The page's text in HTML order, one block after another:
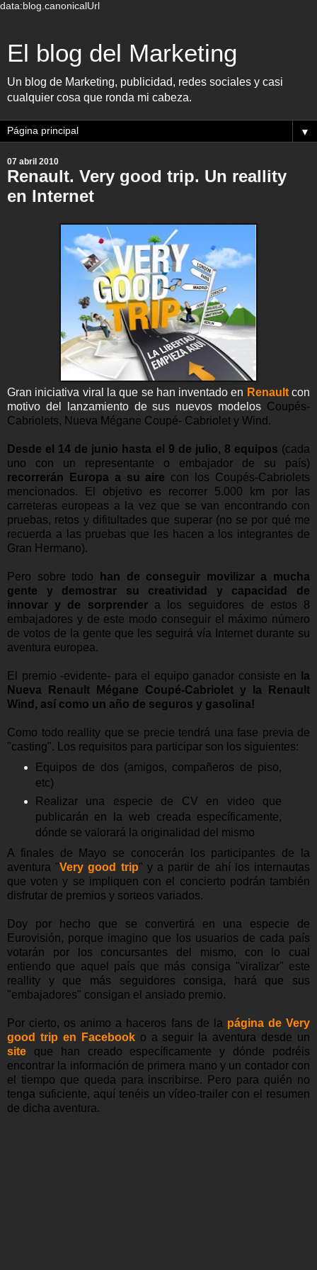
data:blog.canonicalUrl
El blog del Marketing
Un blog de Marketing, publicidad, redes sociales y casi
cualquier cosa que ronda mi cabeza.
▼
07 abril 2010
Renault. Very good trip. Un reallity
en Internet
Gran iniciativa viral la que se han inventado en Renaultcon
motivo del lanzamiento de sus nuevos modelos Coupés-
Cabriolets, Nueva Mégane Coupé- Cabriolet y Wind.
Desde el 14 de junio hasta el 9 de julio, 8 equipos (cada
uno con un representante o embajador de su país)
recorrerán Europa a su aire con los Coupés-Cabriolets
mencionados. El objetivo es recorrer 5.000 km por las
carreteras europeas a la vez que se van encontrando con
pruebas, retos y difitultades que superar (no se por qué me
recuerda a las pruebas que les hacen a los integrantes de
Gran Hermano).
Pero sobre todo han de conseguir movilizar a mucha
gente y demostrar su creatividad y capacidad de
innovar y de sorprendera los seguidores de estos 8
embajadores y de este modo conseguir el máximo número
de votos de la gente que les seguirá vía Internet durante su
aventura europea.
El premio -evidente- para el equipo ganador consiste en
la
Nueva Renault Mégane Coupé-Cabriolet y la Renault
Wind, así como un año de seguros y gasolina!
Como todo reallity que se precie tendrá una fase previa de
"casting". Los requisitos para participar son los siguientes:
Equipos de dos (amigos, compañeros de piso,
etc)
Realizar una especie de CV en video que
publicarán en la web creada específicamente,
dónde se valorará la originalidad del mismo
A finales de Mayo se conocerán los participantes de la
aventura "Very good trip" y a partir de ahí los internautas
que voten y se impliquen con el concierto podrán también
disfrutar de premios y sorteos variados.
Doy por hecho que se convertirá en una especie de
Eurovisión, porque imagino que los usuarios de cada país
votarán por los concursantes del mismo, con lo cual
entiendo que aquel país que más consiga "viralizar" este
reallity y que más seguidores consiga, hará que sus
"embajadores" consigan el ansiado premio.
Por cierto, os animo a haceros fans de la página de Very
good trip en Facebook o a seguir la aventura desde un
site que han creado específicamente y dónde podréis
encontrar la información de primera mano y un contador con
el tiempo que queda para inscribirse. Pero para quién no
tenga suficiente, aquí tenéis un vídeo-trailer con el resumen
de dicha aventura.